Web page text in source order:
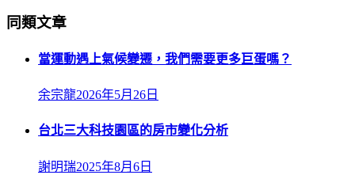
同類文章
當運動遇上氣候變遷，我們需要更多巨蛋嗎？
余宗龍2026年5月26日
台北三大科技園區的房市變化分析
謝明瑞2025年8月6日